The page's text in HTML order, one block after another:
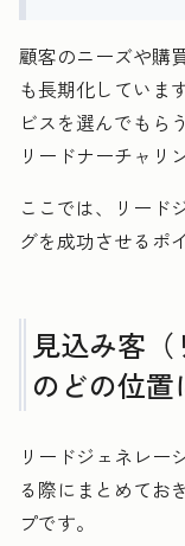
顧客のニーズや購
も長期化していま
ビスを選んでもら
リードナーチャリ
ここでは、リード
グを成功させるポ
見込み客
のどの位置
リードジェネレー
る際にまとめてお
プです。